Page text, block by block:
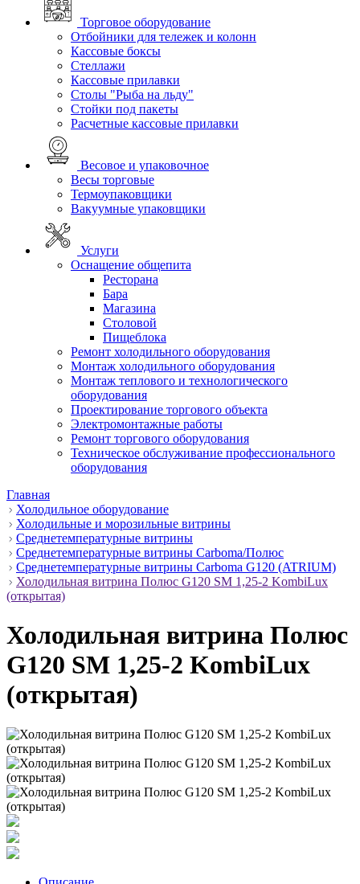
Торговое оборудование
Отбойники для тележек и колонн
Кассовые боксы
Стеллажи
Кассовые прилавки
Столы "Рыба на льду"
Стойки под пакеты
Расчетные кассовые прилавки
Весовое и упаковочное
Весы торговые
Термоупаковщики
Вакуумные упаковщики
Услуги
Оснащение общепита
Ресторана
Бара
Магазина
Столовой
Пищеблока
Ремонт холодильного оборудования
Монтаж холодильного оборудования
Монтаж теплового и технологического
оборудования
Проектирование торгового объекта
Электромонтажные работы
Ремонт торгового оборудования
Техническое обслуживание профессионального
оборудования
Главная
Холодильное оборудование
Холодильные и морозильные витрины
Среднетемпературные витрины
Среднетемпературные витрины Carboma/Полюс
Среднетемпературные витрины Carboma G120 (ATRIUM)
Холодильная витрина Полюс G120 SM 1,25-2 KombiLux
(открытая)
Холодильная витрина Полюс
G120 SM 1,25-2 KombiLux
(открытая)